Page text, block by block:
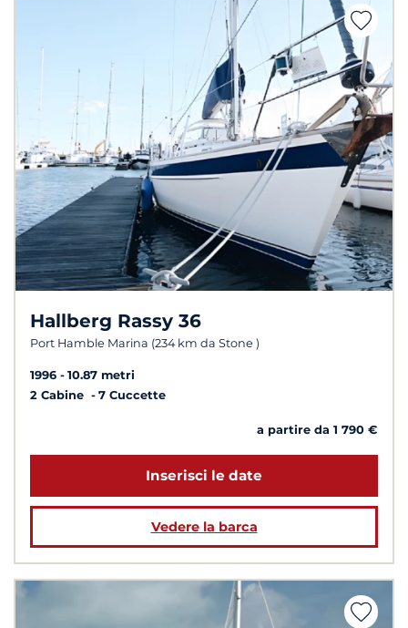
Hallberg Rassy 36
Port Hamble Marina (234 km da Stone )
1996
10.87 metri
2 Cabine
7 Cuccette
a partire da 1 790 €
Inserisci le date
Vedere la barca